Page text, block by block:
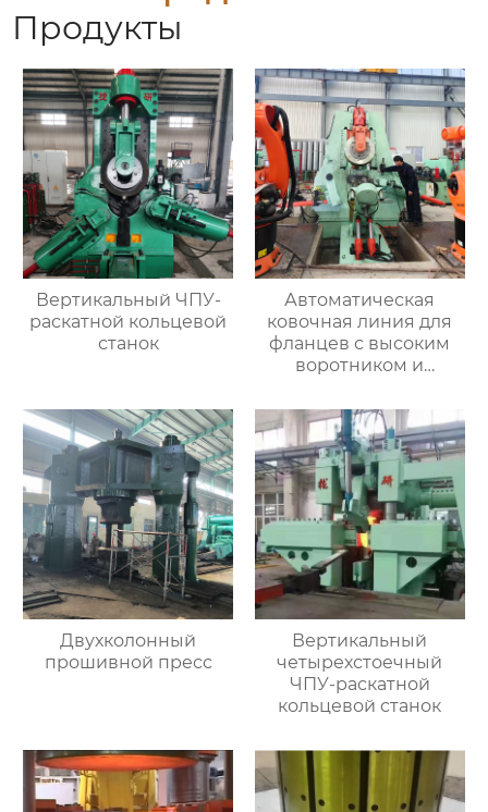
Продукты
Вертикальный ЧПУ-
раскатной кольцевой
станок
Автоматическая
ковочная линия для
фланцев с высоким
воротником и
Двухколонный
прошивной пресс
Вертикальный
четырехстоечный
ЧПУ-раскатной
кольцевой станок